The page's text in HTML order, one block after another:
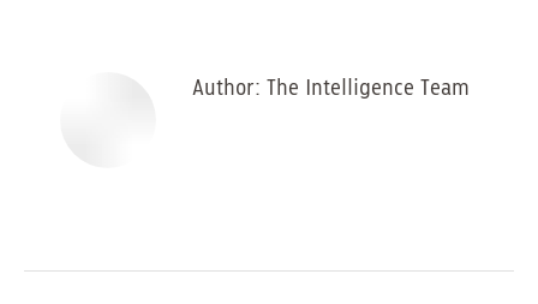
Author: The Intelligence Team